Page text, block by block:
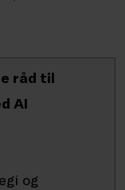
råd til
AI
og